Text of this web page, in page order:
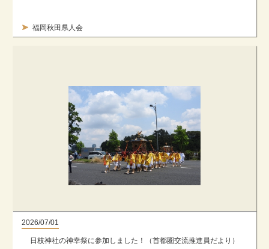
福岡秋田県人会
2026/07/01
日枝神社の神幸祭に参加しました！（首都圏交流推進員だより）